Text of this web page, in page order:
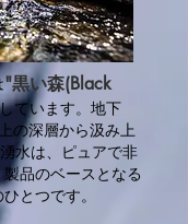
"黒い森(Black
ています。地下
の深層から汲み上
水は、ピュアで非
品のベースとなる
とつです。